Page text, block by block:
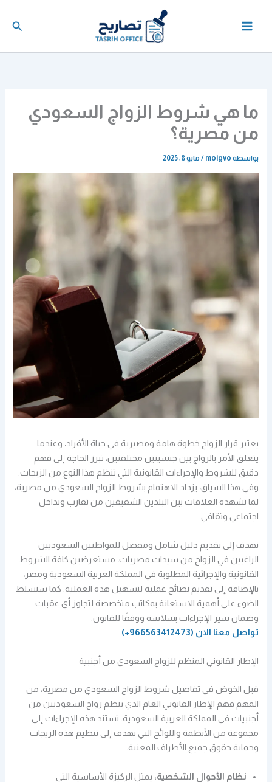
ما هي شروط الزواج السعودي
من مصرية؟
بواسطة moigvo
/ مايو 8, 2025
يعتبر قرار الزواج خطوة هامة ومصيرية في حياة الأفراد، وعندما
يتعلق الأمر بالزواج بين جنسيتين مختلفتين، تبرز الحاجة إلى فهم
دقيق للشروط والإجراءات القانونية التي تنظم هذا النوع من الزيجات.
وفي هذا السياق، يزداد الاهتمام بشروط الزواج السعودي من مصرية،
لما تشهده العلاقات بين البلدين الشقيقين من تقارب وتداخل
اجتماعي وثقافي.
نهدف إلى تقديم دليل شامل ومفصل للمواطنين السعوديين
الراغبين في الزواج من سيدات مصريات، مستعرضين كافة الشروط
القانونية والإجرائية المطلوبة في المملكة العربية السعودية ومصر،
بالإضافة إلى تقديم نصائح عملية لتسهيل هذه العملية. كما سنسلط
الضوء على أهمية الاستعانة بمكاتب متخصصة لتجاوز أي عقبات
وضمان سير الإجراءات بسلاسة ووفقًا للقانون.
تواصل معنا الان (966563412473+)
الإطار القانوني المنظم للزواج السعودي من أجنبية
قبل الخوض في تفاصيل شروط الزواج السعودي من مصرية، من
المهم فهم الإطار القانوني العام الذي ينظم زواج السعوديين من
أجنبيات في المملكة العربية السعودية. تستند هذه الإجراءات إلى
مجموعة من الأنظمة واللوائح التي تهدف إلى تنظيم هذه الزيجات
وحماية حقوق جميع الأطراف المعنية.
نظام الأحوال الشخصية: يمثل الركيزة الأساسية التي